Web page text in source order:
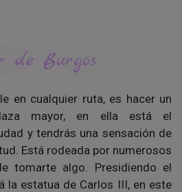
de Burgos
en cualquier ruta, es hacer un
mayor, en ella está el
y tendrás una sensación de
Está rodeada por numerosos
tomarte algo. Presidiendo el
la estatua de Carlos III, en este